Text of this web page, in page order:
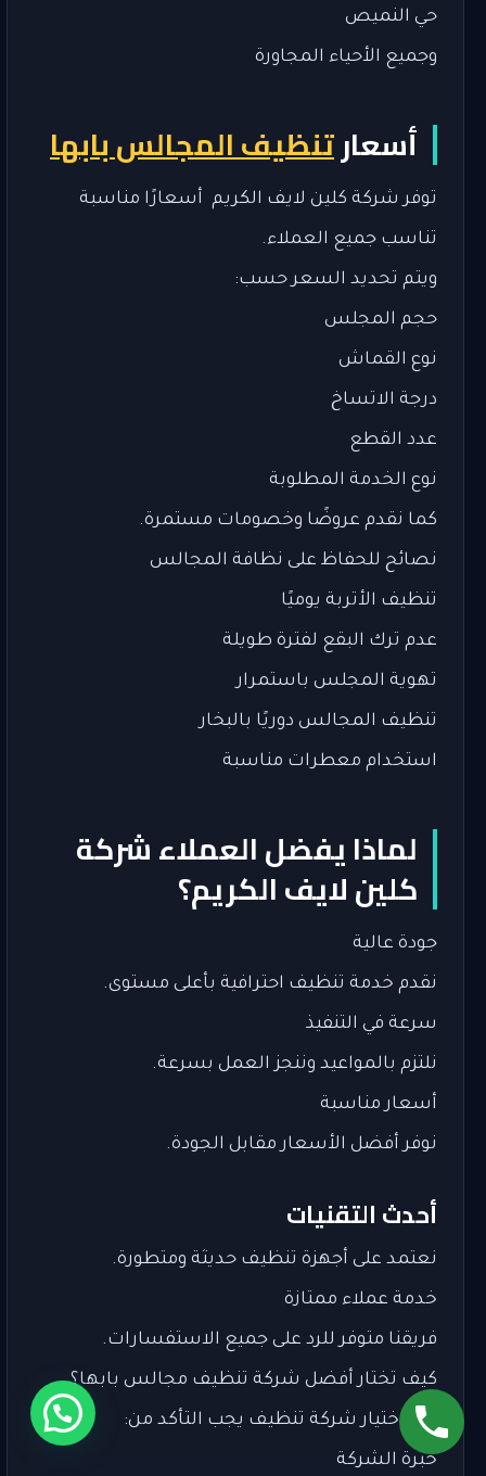
حي النميص
وجميع الأحياء المجاورة
أسعارتنظيف المجالس بابها
توفر شركة كلين لايف الكريم أسعارًا مناسبة
تناسب جميع العملاء.
ويتم تحديد السعر حسب:
حجم المجلس
نوع القماش
درجة الاتساخ
عدد القطع
نوع الخدمة المطلوبة
كما نقدم عروضًا وخصومات مستمرة.
نصائح للحفاظ على نظافة المجالس
تنظيف الأتربة يوميًا
عدم ترك البقع لفترة طويلة
تهوية المجلس باستمرار
تنظيف المجالس دوريًا بالبخار
استخدام معطرات مناسبة
لماذا يفضل العملاء شركة
كلين لايف الكريم؟
جودة عالية
نقدم خدمة تنظيف احترافية بأعلى مستوى.
سرعة في التنفيذ
نلتزم بالمواعيد وننجز العمل بسرعة.
أسعار مناسبة
نوفر أفضل الأسعار مقابل الجودة.
أحدث التقنيات
نعتمد على أجهزة تنظيف حديثة ومتطورة.
خدمة عملاء ممتازة
فريقنا متوفر للرد على جميع الاستفسارات.
كيف تختار أفضل شركة تنظيف مجالس بابها؟
عند اختيار شركة تنظيف يجب التأكد من:
خبرة الشركة